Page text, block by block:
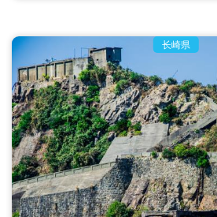
长崎県